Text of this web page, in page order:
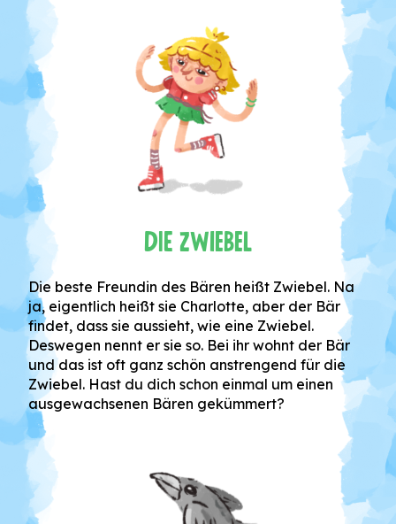
Die Zwiebel
Die beste Freundin des Bären heißt Zwiebel. Na
ja, eigentlich heißt sie Charlotte, aber der Bär
findet, dass sie aussieht, wie eine Zwiebel.
Deswegen nennt er sie so. Bei ihr wohnt der Bär
und das ist oft ganz schön anstrengend für die
Zwiebel. Hast du dich schon einmal um einen
ausgewachsenen Bären gekümmert?